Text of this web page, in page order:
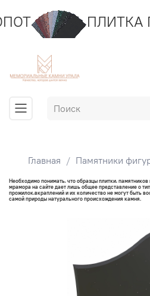
ПЛИТКА
Главная Памятники
Необходимо понимать, что образцы плитки, памятников
мрамора на сайте дает лишь общее представление о
прожилок,вкраплений и их количество не могут быть
самой природы натурального происхождения камня.